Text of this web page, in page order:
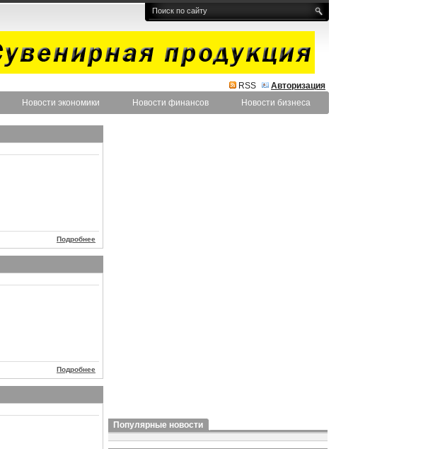
RSS
Авторизация
Новости экономики Новости финансов Новости бизнеса
Подробнее
Подробнее
Популярные новости